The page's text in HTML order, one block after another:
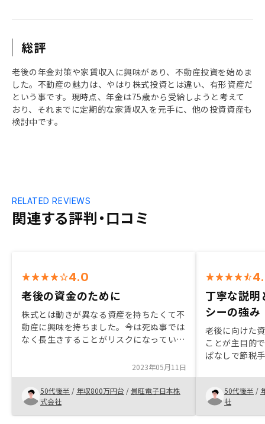
総評
老後の年金対策や家賃収入に興味があり、不動産投資を始めま
した。不動産の魅力は、やはり株式投資とは違い、有形資産だ
という事です。現時点、年金は75歳から受給しようと考えて
おり、それまでに定期的な家賃収入を元手に、他の投資資産も
検討中です。
関連する評判・口コミ
RELATED REVIEWS
4.0
老後の資金のために
株式とは動きが異なる資産を持ちたくて不
動産に興味を持ちました。今は死ぬ事では
なく長生きすることがリスクになっている
動産投資で、将来の老人ホーム代の足しに
しようと思いました。アプリからの連絡だ
けでなく同様の内容をメールしてほしい。
2023年05月11日
50代後半 / 年収800万円台 /景旺電子日本株
式会社
丁寧な説明
シーの強み
老後に向けた
ことが主目的
ぱなしで節税
節税ができる
件を揃えてい
手だ。営業職
かけるために
50代後半 /
社